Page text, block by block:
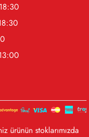
ürünün stoklarımızda